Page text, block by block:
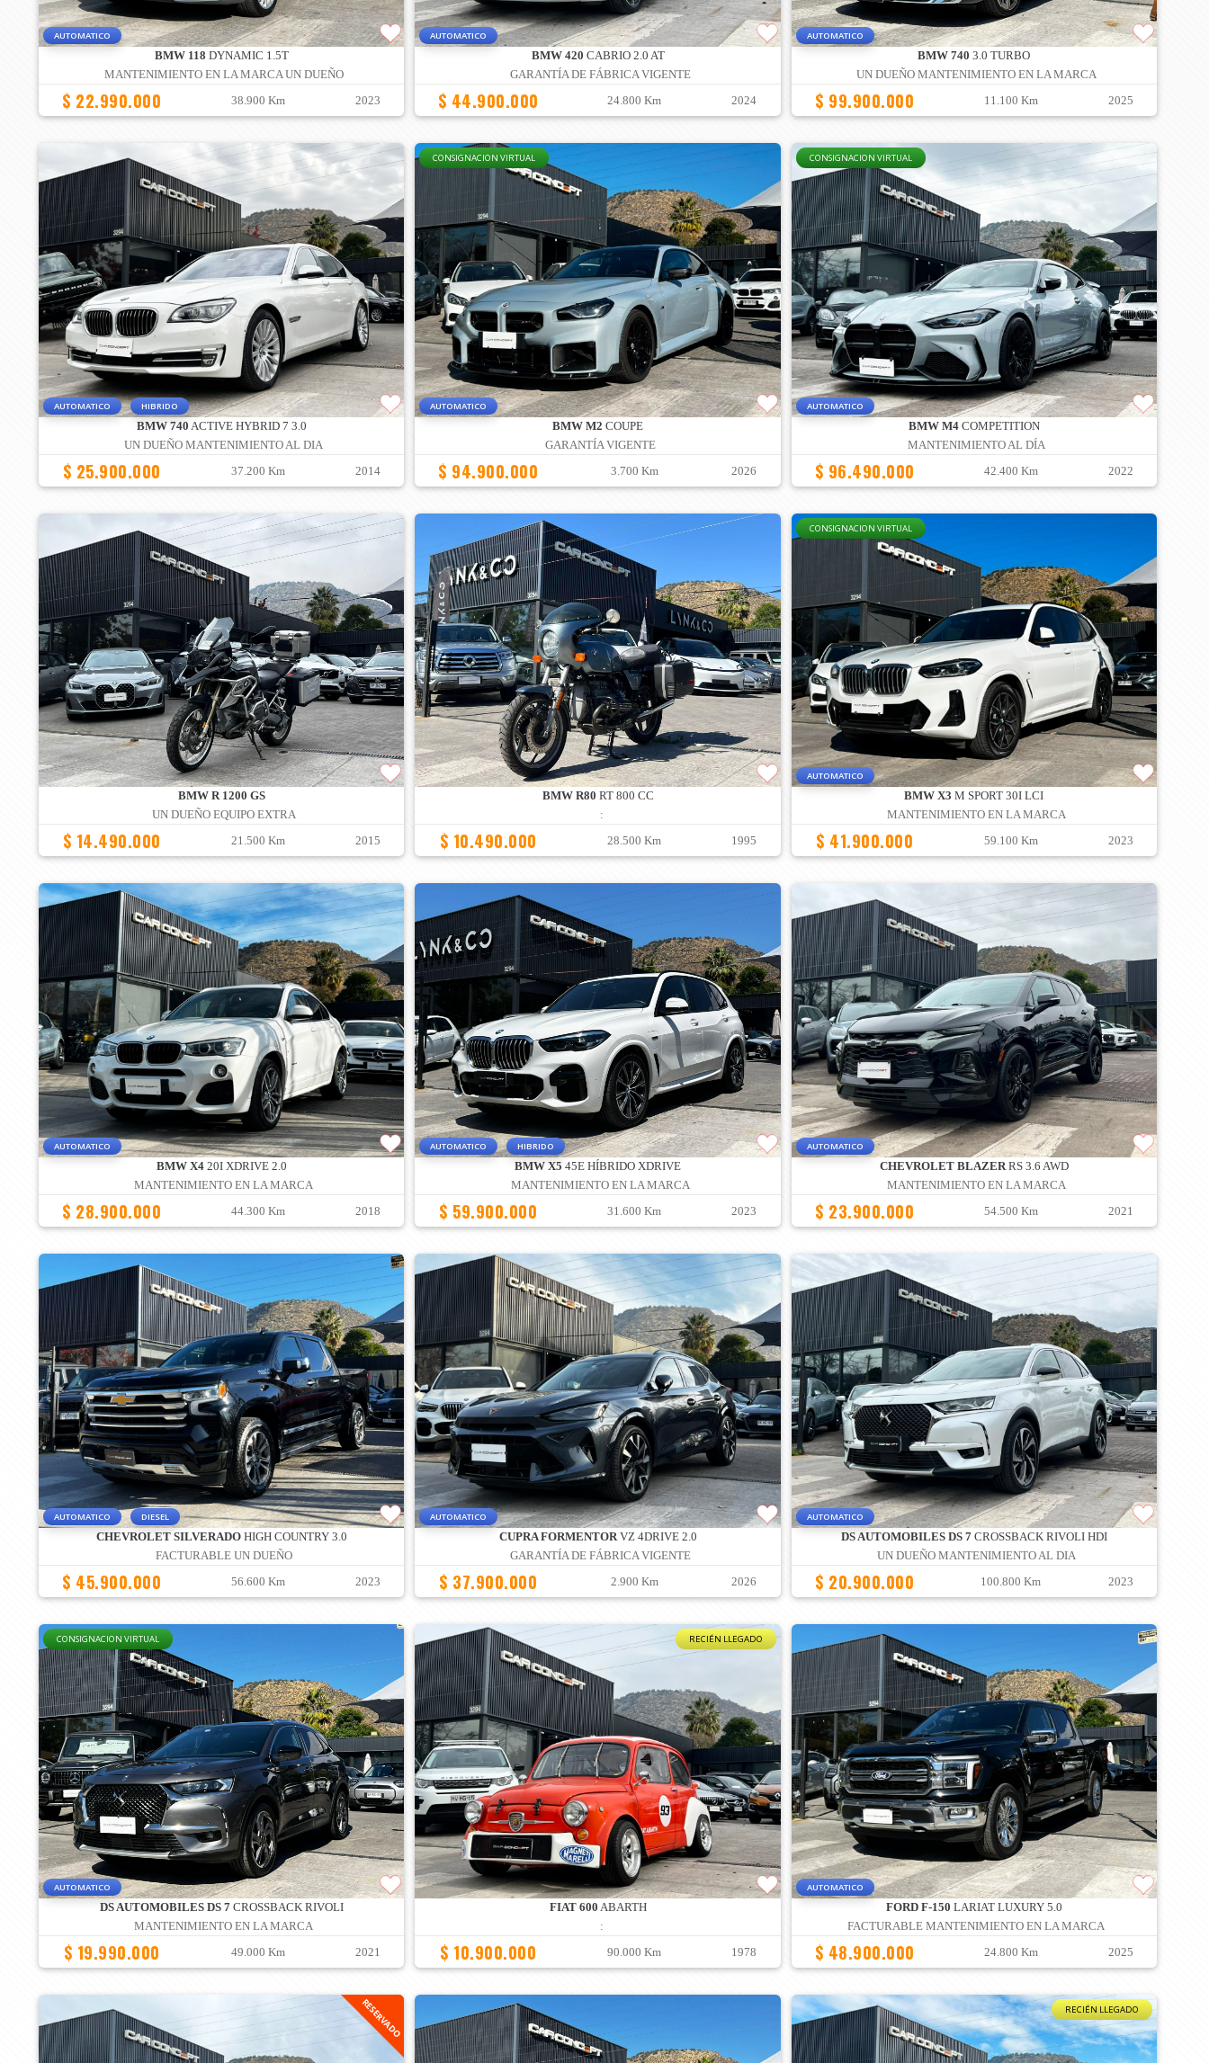
AUTOMATICO
BMW 118 DYNAMIC 1.5T
MANTENIMIENTO EN LA MARCA UN DUEÑO
$ 22.990.000 38.900 Km 2023
AUTOMATICO
BMW 420 CABRIO 2.0 AT
GARANTÍA DE FÁBRICA VIGENTE
$ 44.900.000 24.800 Km 2024
AUTOMATICO
BMW 740 3.0 TURBO
UN DUEÑO MANTENIMIENTO EN LA MARCA
$ 99.900.000 11.100 Km 2025
AUTOMATICO HIBRIDO
BMW 740 ACTIVE HYBRID 7 3.0
UN DUEÑO MANTENIMIENTO AL DIA
$ 25.900.000 37.200 Km 2014
CONSIGNACION VIRTUAL
AUTOMATICO
BMW M2 COUPE
GARANTÍA VIGENTE
$ 94.900.000 3.700 Km 2026
CONSIGNACION VIRTUAL
AUTOMATICO
BMW M4COMPETITION
MANTENIMIENTO AL DÍA
$ 96.490.000 42.400 Km 2022
BMW R 1200 GS
UN DUEÑO EQUIPO EXTRA
$ 14.490.000 21.500 Km 2015
BMW R80 RT 800 CC
:
$ 10.490.000 28.500 Km 1995
CONSIGNACION VIRTUAL
AUTOMATICO
BMW X3 M SPORT 30I LCI
MANTENIMIENTO EN LA MARCA
$ 41.900.000 59.100 Km 2023
AUTOMATICO
BMW X420I XDRIVE 2.0
MANTENIMIENTO EN LA MARCA
$ 28.900.000 44.300 Km 2018
AUTOMATICO HIBRIDO
BMW X5 45E HÍBRIDO XDRIVE
MANTENIMIENTO EN LA MARCA
$ 59.900.000 31.600 Km 2023
AUTOMATICO
CHEVROLET BLAZERRS 3.6 AWD
MANTENIMIENTO EN LA MARCA
$ 23.900.000 54.500 Km 2021
AUTOMATICO DIESEL
CHEVROLET SILVERADOHIGH COUNTRY 3.0
FACTURABLE UN DUEÑO
$ 45.900.000 56.600 Km 2023
AUTOMATICO
CUPRA FORMENTORVZ 4DRIVE 2.0
GARANTÍA DE FÁBRICA VIGENTE
$ 37.900.000 2.900 Km 2026
AUTOMATICO
DS AUTOMOBILES DS 7CROSSBACK RIVOLI HDI
UN DUEÑO MANTENIMIENTO AL DIA
$ 20.900.000 100.800 Km 2023
CONSIGNACION VIRTUAL
AUTOMATICO
DS AUTOMOBILES DS 7CROSSBACK RIVOLI
MANTENIMIENTO EN LA MARCA
$ 19.990.000 49.000 Km 2021
RECIÉN LLEGADO
FIAT 600 ABARTH
:
$ 10.900.000 90.000 Km 1978
AUTOMATICO
FORD F-150 LARIAT LUXURY 5.0
FACTURABLE MANTENIMIENTO EN LA MARCA
$ 48.900.000 24.800 Km 2025
RESERVADO RECIÉN LLEGADO